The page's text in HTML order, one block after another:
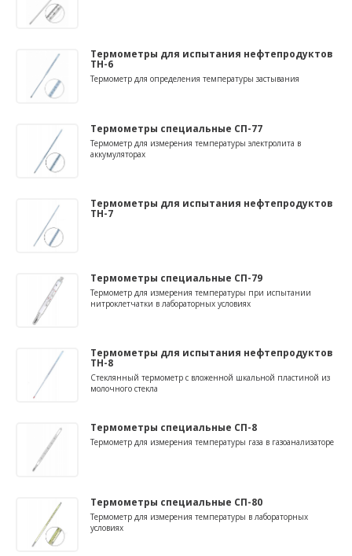
Термометры для испытания нефтепродуктов
ТН-6
Термометр для определения температуры застывания
Термометры специальные СП-77
Термометр для измерения температуры электролита в
аккумуляторах
Термометры для испытания нефтепродуктов
ТН-7
Термометры специальные СП-79
Термометр для измерения температуры при испытании
нитроклетчатки в лабораторных условиях
Термометры для испытания нефтепродуктов
ТН-8
Стеклянный термометр с вложенной шкальной пластиной из
молочного стекла
Термометры специальные СП-8
Термометр для измерения температуры газа в газоанализаторе
Термометры специальные СП-80
Термометр для измерения температуры в лабораторных
условиях